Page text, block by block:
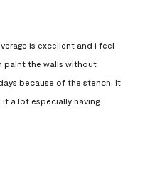
is excellent and i feel
paint the walls without
because of the stench. It
a lot especially having